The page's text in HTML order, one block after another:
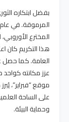
بفضل ابتكاره
المخترع
هذا التكريم كان
عزز مكانته
موقع “فبراير”،
على الساحة
وحماية البيئة.